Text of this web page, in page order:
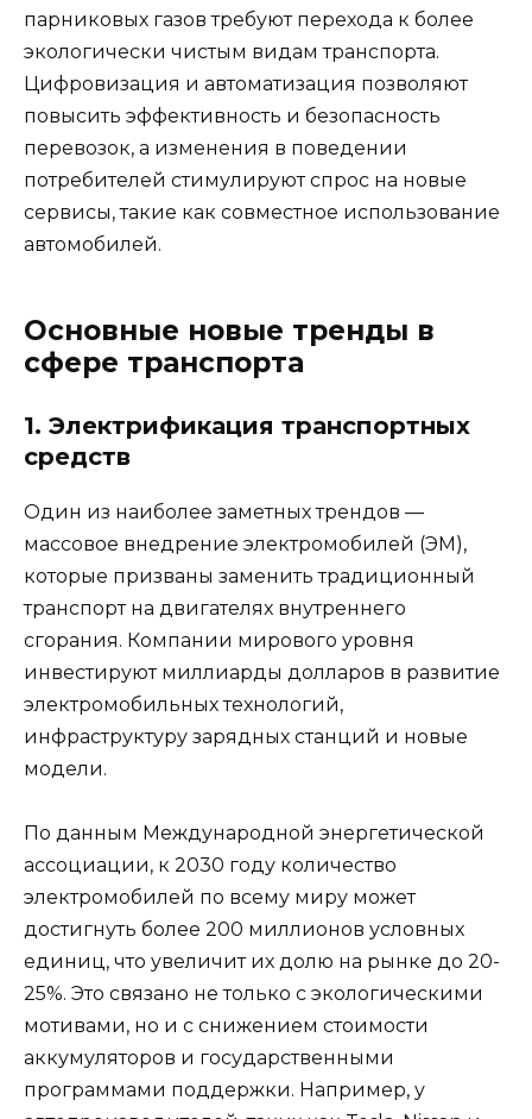
парниковых газов требуют перехода к более
экологически чистым видам транспорта.
Цифровизация и автоматизация позволяют
повысить эффективность и безопасность
перевозок, а изменения в поведении
потребителей стимулируют спрос на новые
сервисы, такие как совместное использование
автомобилей.
Основные новые тренды в
сфере транспорта
1. Электрификация транспортных
средств
Один из наиболее заметных трендов —
массовое внедрение электромобилей (ЭМ),
которые призваны заменить традиционный
транспорт на двигателях внутреннего
сгорания. Компании мирового уровня
инвестируют миллиарды долларов в развитие
электромобильных технологий,
инфраструктуру зарядных станций и новые
модели.
По данным Международной энергетической
ассоциации, к 2030 году количество
электромобилей по всему миру может
достигнуть более 200 миллионов условных
единиц, что увеличит их долю на рынке до 20-
25%. Это связано не только с экологическими
мотивами, но и с снижением стоимости
аккумуляторов и государственными
программами поддержки. Например, у